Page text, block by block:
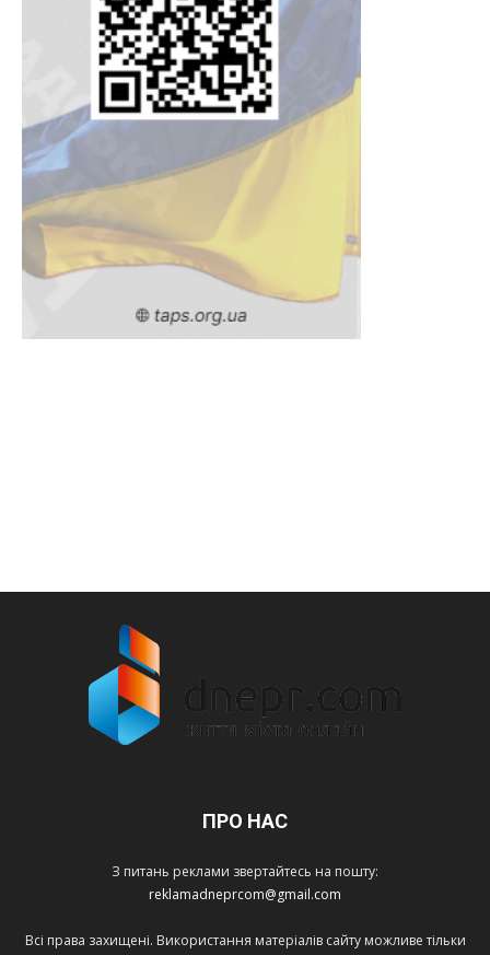
ПРО НАС
З питань реклами звертайтесь на пошту:
reklamadneprcom@gmail.com
Всі права захищені. Використання матеріалів сайту можливе тільки